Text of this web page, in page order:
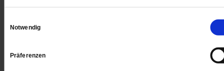
Notwendig
Präferenzen
vonDaniela Ordowski